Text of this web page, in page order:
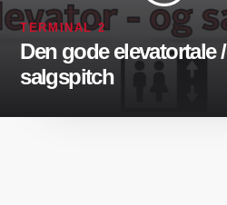
TERMINAL 2
Den gode elevatortale /
salgspitch